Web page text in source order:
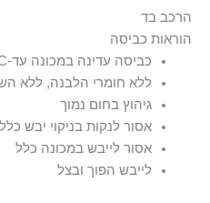
הרכב בד
100% כותנה
הוראות כביסה
כביסה עדינה במכונה עד-30°C
ללא חומרי הלבנה, ללא
גיהוץ בחום נמוך
אסור לנקות בניקוי יבש כלל
אסור לייבש במכונה כלל
לייבש הפוך ובצל